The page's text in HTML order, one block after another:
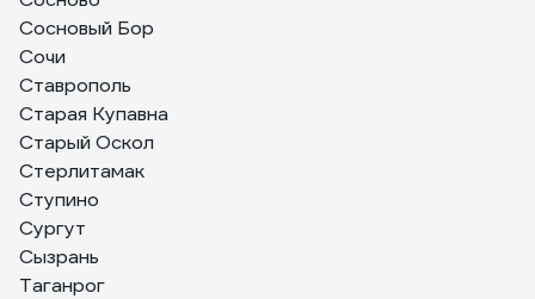
Сосновый Бор
Сочи
Ставрополь
Старая Купавна
Старый Оскол
Стерлитамак
Ступино
Сургут
Сызрань
Таганрог